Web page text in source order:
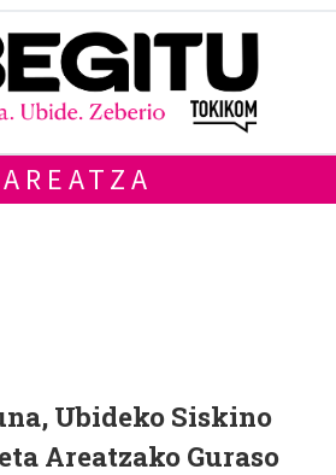
AREATZA
Ubideko Siskino
Areatzako Guraso